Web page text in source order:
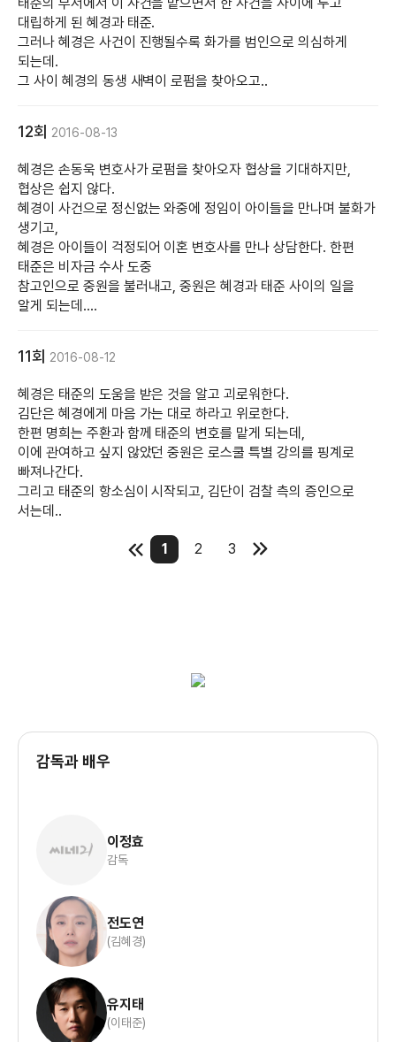
대립하게 된 혜경과 태준.
그러나 혜경은 사건이 진행될수록 화가를 범인으로 의심하게
되는데.
그 사이 혜경의 동생 새벽이 로펌을 찾아오고..
12회 2016-08-13
혜경은 손동욱 변호사가 로펌을 찾아오자 협상을 기대하지만,
협상은 쉽지 않다.
혜경이 사건으로 정신없는 와중에 정임이 아이들을 만나며 불화가
생기고,
혜경은 아이들이 걱정되어 이혼 변호사를 만나 상담한다. 한편
태준은 비자금 수사 도중
참고인으로 중원을 불러내고, 중원은 혜경과 태준 사이의 일을
알게 되는데....
11회 2016-08-12
혜경은 태준의 도움을 받은 것을 알고 괴로워한다.
김단은 혜경에게 마음 가는 대로 하라고 위로한다.
한편 명희는 주환과 함께 태준의 변호를 맡게 되는데,
이에 관여하고 싶지 않았던 중원은 로스쿨 특별 강의를 핑계로
빠져나간다.
그리고 태준의 항소심이 시작되고, 김단이 검찰 측의 증인으로
서는데..
1 2 3
감독과 배우
이정효
감독
전도연
(김혜경)
유지태
(이태준)